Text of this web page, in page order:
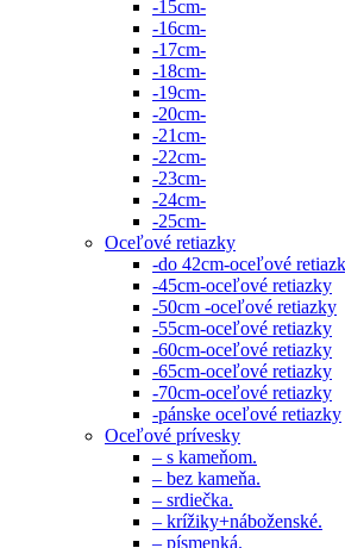
-15cm-
-16cm-
-17cm-
-18cm-
-19cm-
-20cm-
-21cm-
-22cm-
-23cm-
-24cm-
-25cm-
Oceľové retiazky
-do 42cm-oceľové
-45cm-oceľové retiazky
-50cm -oceľové retiazky
-55cm-oceľové retiazky
-60cm-oceľové retiazky
-65cm-oceľové retiazky
-70cm-oceľové retiazky
-pánske oceľové retiazky
Oceľové prívesky
– s kameňom.
– bez kameňa.
– srdiečka.
– krížiky+náboženské.
– písmenká.